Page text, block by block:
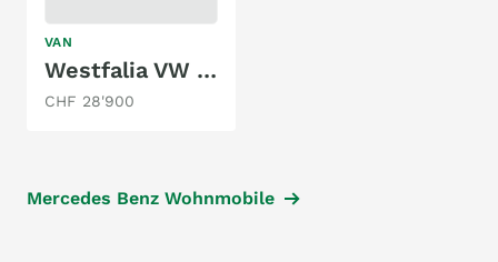
VAN
Westfalia VW T3 Joker
CHF 28'900
Mercedes Benz Wohnmobile